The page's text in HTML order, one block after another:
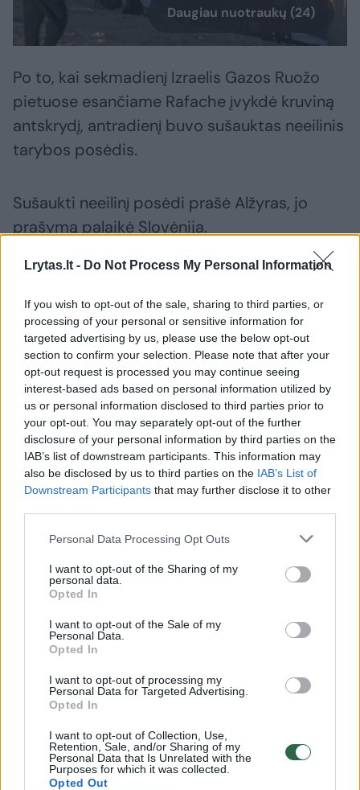
Lrytas.lt - Do Not Process My Personal Information
If you wish to opt-out of the sale, sharing to third parties, or
processing of your personal or sensitive information for
targeted advertising by us, please use the below opt-out
section to confirm your selection. Please note that after your
opt-out request is processed you may continue seeing
interest-based ads based on personal information utilized by
us or personal information disclosed to third parties prior to
your opt-out. You may separately opt-out of the further
disclosure of your personal information by third parties on the
IAB’s list of downstream participants. This information may
also be disclosed by us to third parties on the IAB’s List of
Downstream Participants that may further disclose it to other
Personal Data Processing Opt Outs
I want to opt-out of the Sharing of my
personal data.
Opted In
I want to opt-out of the Sale of my
Personal Data.
Opted In
I want to opt-out of processing my
Personal Data for Targeted Advertising.
Opted In
I want to opt-out of Collection, Use,
Retention, Sale, and/or Sharing of my
Personal Data that Is Unrelated with the
Purposes for which it was collected.
Opted Out
Daugiau nuotraukų (24)
Po to, kai sekmadienį Izraelis Gazos Ruožo
pietuose esančiame Rafache įvykdė kruviną
antskrydį, antradienį buvo sušauktas neeilinis
tarybos posėdis.
Sušaukti neeilinį posėdi prašė Alžyras, jo
prašymą palaikė Slovėnija.
reikalaujama tuojau pat nutraukti karines
operacijas ir paskelbti paliaubas Gazos
Ruože. Be to, reikalaujama, kad Palestinos
smogikų organizacija „Hamas“ paleistų visus
įkaitus.
Susiję straipsniai
JAV po Izraelio smūgio
pabėgėlių stovyklai nekeis
savo kurso Izraelio atžvilgiu
žemėje“